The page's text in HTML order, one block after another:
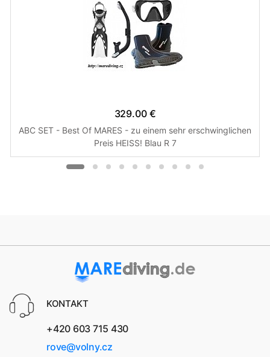
329.00 €
ABC SET - Best Of MARES - zu einem sehr erschwinglichen
Preis HEISS! Blau R 7
KONTAKT
+420 603 715 430
rove@volny.cz